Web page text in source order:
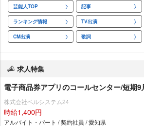
芸能人TOP 記事
ランキング情報 TV出演
CM出演 歌詞
求人特集
電子商品券アプリのコールセンター/短期
株式会社ベルシステム24
時給1,400円
アルバイト・パート / 契約社員 / 愛知県